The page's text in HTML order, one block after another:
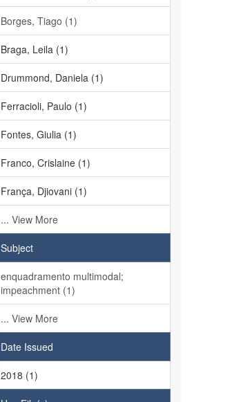
Borges, Tiago (1)
Braga, Leila (1)
Drummond, Daniela (1)
Ferracioli, Paulo (1)
Fontes, Giulia (1)
Franco, Crislaine (1)
França, Djiovani (1)
... View More
Subject
enquadramento multimodal;
impeachment (1)
... View More
Date Issued
2018 (1)